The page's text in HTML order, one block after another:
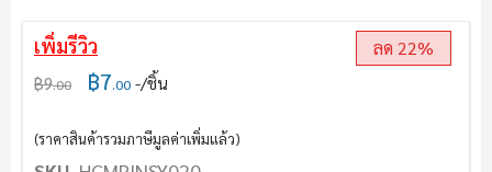
เพิ่มรีวิว
฿9.00 ฿7.00 /ชิ้น
ลด 22%
(ราคาสินค้ารวมภาษีมูลค่าเพิ่มแล้ว)